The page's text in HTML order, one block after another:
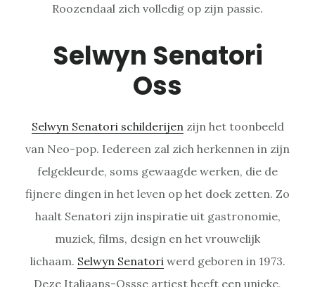
Roozendaal zich volledig op zijn passie.
Selwyn Senatori
Oss
Selwyn Senatori schilderijen zijn het toonbeeld
van Neo-pop. Iedereen zal zich herkennen in zijn
felgekleurde, soms gewaagde werken, die de
fijnere dingen in het leven op het doek zetten. Zo
haalt Senatori zijn inspiratie uit gastronomie,
muziek, films, design en het vrouwelijk
lichaam. Selwyn Senatori werd geboren in 1973.
Deze Italiaans-Ossse artiest heeft een unieke,